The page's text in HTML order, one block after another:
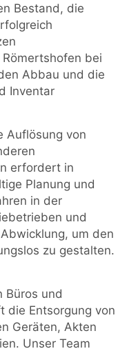
Bestand, die
bei
Abbau und die
Inventar
Auflösung von
erfordert in
Planung und
in der
und
um den
zu gestalten.
Büros und
die Entsorgung von
Geräten, Akten
Unser Team